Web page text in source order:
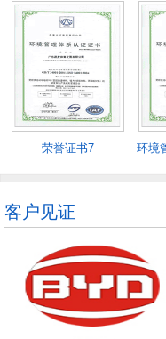
荣誉证书7
环境
客户见证